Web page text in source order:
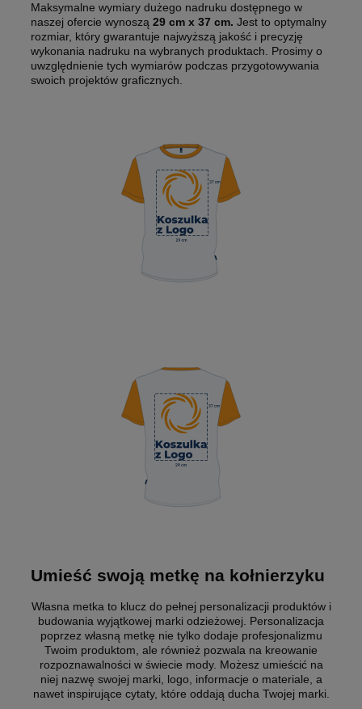
Maksymalne wymiary dużego nadruku dostępnego w
naszej ofercie wynoszą 29 cm x 37 cm. Jest to optymalny
rozmiar, który gwarantuje najwyższą jakość i precyzję
wykonania nadruku na wybranych produktach. Prosimy o
uwzględnienie tych wymiarów podczas przygotowywania
swoich projektów graficznych.
Umieść swoją metkę na kołnierzyku
Własna metka to klucz do pełnej personalizacji produktów i
budowania wyjątkowej marki odzieżowej. Personalizacja
poprzez własną metkę nie tylko dodaje profesjonalizmu
Twoim produktom, ale również pozwala na kreowanie
rozpoznawalności w świecie mody. Możesz umieścić na
niej nazwę swojej marki, logo, informacje o materiale, a
nawet inspirujące cytaty, które oddają ducha Twojej marki.